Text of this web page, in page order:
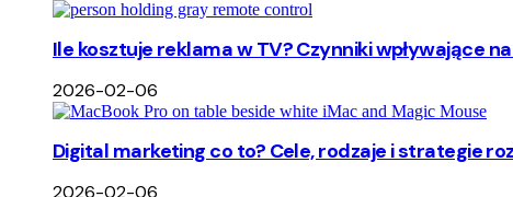
Ile kosztuje reklama w TV? Czynniki wpływające
2026-02-06
Digital marketing co to? Cele, rodzaje i strategie
2026-02-06